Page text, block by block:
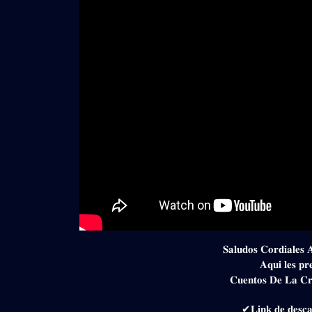
𝐒𝐚𝐥𝐮𝐝𝐨𝐬 𝐂𝐨𝐫𝐝𝐢𝐚𝐥𝐞𝐬
𝐀𝐪𝐮𝐢 𝐥𝐞𝐬
𝐂𝐮𝐞𝐧𝐭𝐨𝐬 𝐃𝐞 𝐋𝐚
✔𝐋𝐢𝐧𝐤 𝐝𝐞